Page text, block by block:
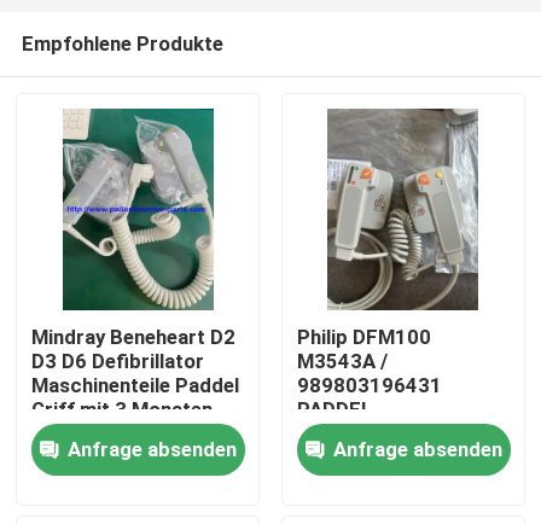
Zu Hause
Produkte
Empfohlene Produkte
Mindray Beneheart D2
D3 D6 Defibrillator
Maschinenteile Paddel
Griff mit 3 Monaten
Garantie
Anfrage absenden
Philip DFM100
M3543A /
989803196431
PADDEL
Anfrage absenden